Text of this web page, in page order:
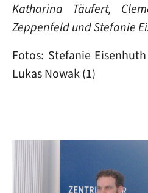
Katharina Täufert,
Zeppenfeld und Stefanie
Fotos: Stefanie
Lukas Nowak (1)